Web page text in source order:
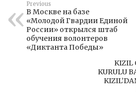
Previous
В Москве на базе
«Молодой Гвардии Единой
России» открылся штаб
обучения волонтеров
«Диктанта Победы»
KIZIL
KURULU